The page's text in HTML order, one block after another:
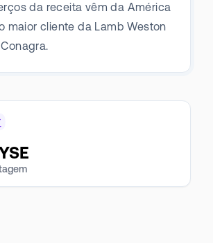
da receita vêm da América
maior cliente da Lamb Weston